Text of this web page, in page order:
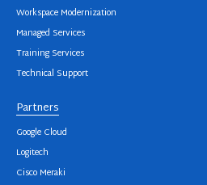
Workspace Modernization
Managed Services
Training Services
Technical Support
Partners
Google Cloud
Logitech
Cisco Meraki